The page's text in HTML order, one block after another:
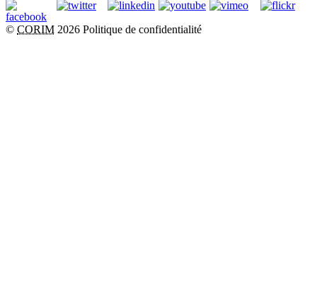
© CORIM 2026 Politique de confidentialité